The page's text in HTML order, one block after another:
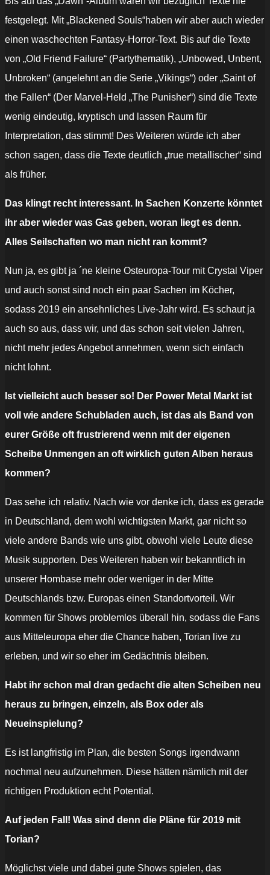
festgelegt. Mit „Blackened Souls“haben wir aber auch wieder
einen waschechten Fantasy-Horror-Text. Bis auf die Texte
von „Old Friend Failure“ (Partythematik), „Unbowed, Unbent,
Unbroken“ (angelehnt an die Serie „Vikings“) oder „Saint of
the Fallen“ (Der Marvel-Held „The Punisher“) sind die Texte
wenig eindeutig, kryptisch und lassen Raum für
Interpretation, das stimmt! Des Weiteren würde ich aber
schon sagen, dass die Texte deutlich „true metallischer“ sind
als früher.
Das klingt recht interessant. In Sachen Konzerte könntet
ihr aber wieder was Gas geben, woran liegt es denn.
Alles Seilschaften wo man nicht ran kommt?
Nun ja, es gibt ja ´ne kleine Osteuropa-Tour mit Crystal Viper
und auch sonst sind noch ein paar Sachen im Köcher,
sodass 2019 ein ansehnliches Live-Jahr wird. Es schaut ja
auch so aus, dass wir, und das schon seit vielen Jahren,
nicht mehr jedes Angebot annehmen, wenn sich einfach
nicht lohnt.
Ist vielleicht auch besser so! Der Power Metal Markt ist
voll wie andere Schubladen auch, ist das als Band von
eurer Größe oft frustrierend wenn mit der eigenen
Scheibe Unmengen an oft wirklich guten Alben heraus
kommen?
Das sehe ich relativ. Nach wie vor denke ich, dass es gerade
in Deutschland, dem wohl wichtigsten Markt, gar nicht so
viele andere Bands wie uns gibt, obwohl viele Leute diese
Musik supporten. Des Weiteren haben wir bekanntlich in
unserer Hombase mehr oder weniger in der Mitte
Deutschlands bzw. Europas einen Standortvorteil. Wir
kommen für Shows problemlos überall hin, sodass die Fans
aus Mitteleuropa eher die Chance haben, Torian live zu
erleben, und wir so eher im Gedächtnis bleiben.
Habt ihr schon mal dran gedacht die alten Scheiben neu
heraus zu bringen, einzeln, als Box oder als
Neueinspielung?
Es ist langfristig im Plan, die besten Songs irgendwann
nochmal neu aufzunehmen. Diese hätten nämlich mit der
richtigen Produktion echt Potential.
Auf jeden Fall! Was sind denn die Pläne für 2019 mit
Torian?
Möglichst viele und dabei gute Shows spielen, das